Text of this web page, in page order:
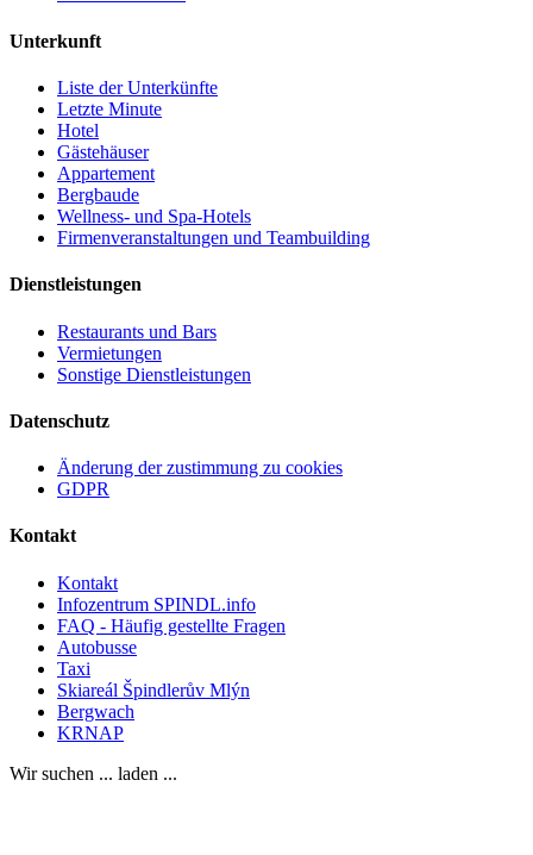
Unterkunft
Liste der Unterkünfte
Letzte Minute
Hotel
Gästehäuser
Appartement
Bergbaude
Wellness- und Spa-Hotels
Firmenveranstaltungen und Teambuilding
Dienstleistungen
Restaurants und Bars
Vermietungen
Sonstige Dienstleistungen
Datenschutz
Änderung der zustimmung zu cookies
GDPR
Kontakt
Kontakt
Infozentrum SPINDL.info
FAQ - Häufig gestellte Fragen
Autobusse
Taxi
Skiareál Špindlerův Mlýn
Bergwach
KRNAP
Wir suchen ... laden ...